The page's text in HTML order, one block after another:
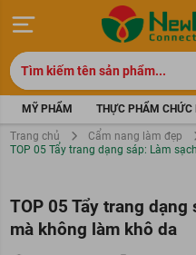
MỸ PHẨM THỰC PHẨM CHỨC
Trang chủ
Cẩm nang làm đẹp
TOP 05 Tẩy trang dạng sáp: Làm
TOP 05 Tẩy trang
mà không làm khô da